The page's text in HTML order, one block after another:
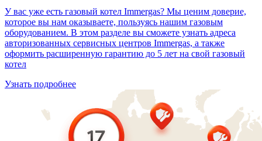
У вас уже есть газовый котел Immergas? Мы ценим доверие,
которое вы нам оказываете, пользуясь нашим газовым
оборудованием. В этом разделе вы сможете узнать адреса
авторизованных сервисных центров Immergas, а также
оформить расширенную гарантию до 5 лет на свой газовый
котел
Узнать подробнее